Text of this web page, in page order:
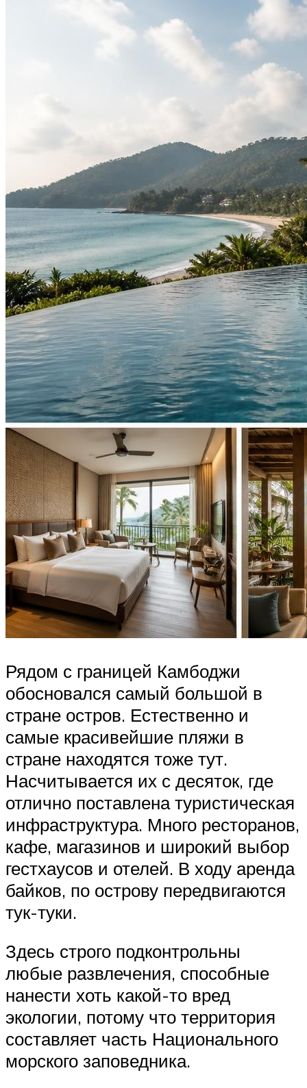
Рядом с границей Камбоджи
обосновался самый большой в
стране остров. Естественно и
самые красивейшие пляжи в
стране находятся тоже тут.
Насчитывается их с десяток, где
отлично поставлена туристическая
инфраструктура. Много ресторанов,
кафе, магазинов и широкий выбор
гестхаусов и отелей. В ходу аренда
байков, по острову передвигаются
тук-туки.
Здесь строго подконтрольны
любые развлечения, способные
нанести хоть какой-то вред
экологии, потому что территория
составляет часть Национального
морского заповедника.